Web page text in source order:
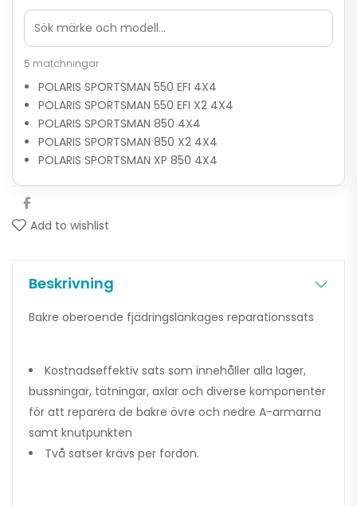
5 matchningar
POLARIS SPORTSMAN 550 EFI 4X4
POLARIS SPORTSMAN 550 EFI X2 4X4
POLARIS SPORTSMAN 850 4X4
POLARIS SPORTSMAN 850 X2 4X4
POLARIS SPORTSMAN XP 850 4X4
Add to wishlist
Beskrivning
Bakre oberoende fjädringslänkages reparationssats
Kostnadseffektiv sats som innehåller alla lager,
bussningar, tätningar, axlar och diverse komponenter
för att reparera de bakre övre och nedre A-armarna
samt knutpunkten
Två satser krävs per fordon.